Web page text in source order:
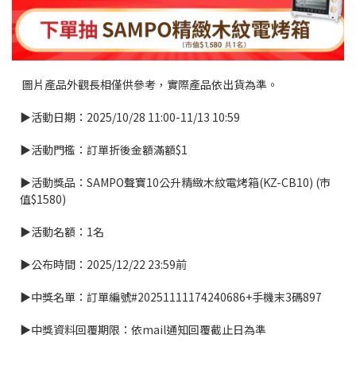
圖片產品外觀長相僅供參考，實際產品依出貨為準。
▶活動日期：2025/10/28 11:00-11/13 10:59
▶活動門檻：訂單折後金額滿額$1
▶活動獎品：SAMPO聲寶10公升精緻木紋電烤箱(KZ-CB10) (市
值$1580)
▶活動名額：1名
▶公布時間：2025/12/22 23:59前
▶中獎名單：訂單編號#20251111174240686+手機末3碼897
▶中獎資料回覆期限： 依mail通知回覆截止日為準